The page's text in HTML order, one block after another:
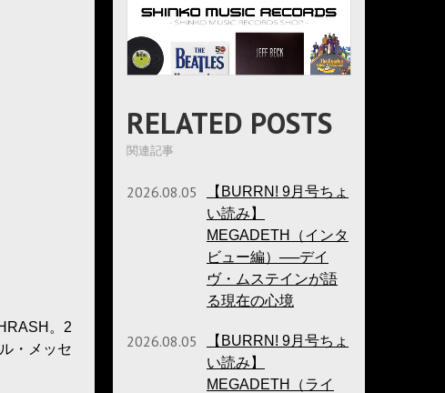
。2
・メッセ
RELATED POSTS
関連記事
2026.08.05
【BURRN! 9月号ちょ
い読み】
MEGADETH（インタ
ビュー編）──デイ
ヴ・ムステインが語
る現在の心境
2026.08.05
【BURRN! 9月号ちょ
い読み】
MEGADETH（ライ